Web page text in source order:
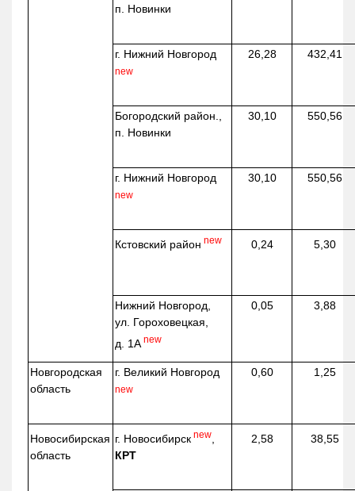
п. Новинки
г. Нижний Новгород
new
26,28 432,41
Богородский район.,
п. Новинки
30,10 550,56
г. Нижний Новгород
new
30,10 550,56
Кстовский район new 0,24 5,30
Нижний Новгород,
ул. Гороховецкая,
д. 1А new
0,05 3,88
Новгородская
область
г. Великий Новгород
new
0,60 1,25
Новосибирская
область
г. Новосибирск new
КРТ
2,58 38,55